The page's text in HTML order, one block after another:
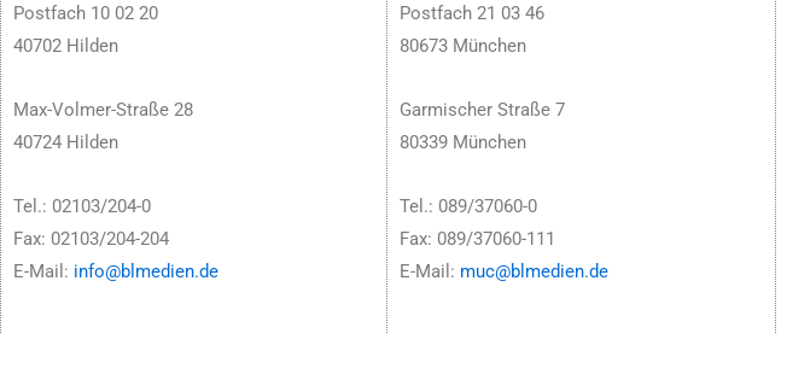
Postfach 10 02 20
40702 Hilden
Max-Volmer-Straße 28
40724 Hilden
Tel.: 02103/204-0
Fax: 02103/204-204
E-Mail: info@blmedien.de
Postfach 21 03 46
80673 München
Garmischer Straße 7
80339 München
Tel.: 089/37060-0
Fax: 089/37060-111
E-Mail: muc@blmedien.de